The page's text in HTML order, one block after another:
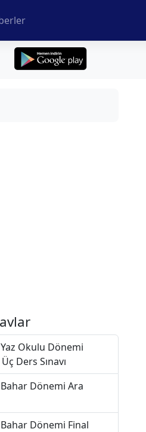
Okulu Dönemi
Ders Sınavı
Dönemi Ara
Dönemi Final